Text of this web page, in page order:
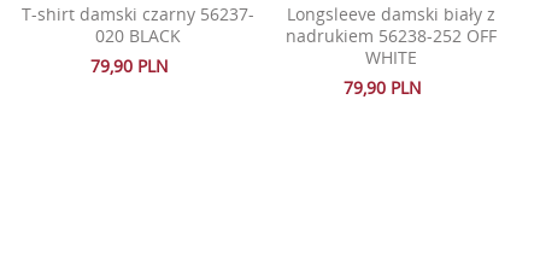
T-shirt damski czarny 56237-
020 BLACK
79,90 PLN
Longsleeve damski biały z
nadrukiem 56238-252 OFF
WHITE
79,90 PLN